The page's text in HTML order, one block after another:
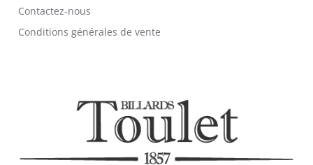
Contactez-nous
Conditions générales de vente